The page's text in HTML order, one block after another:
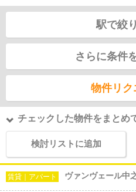
駅で絞
さらに条件
物件リク
チェックした物件をまとめ
検討リストに追加
賃貸｜アパート ヴァンヴェール中